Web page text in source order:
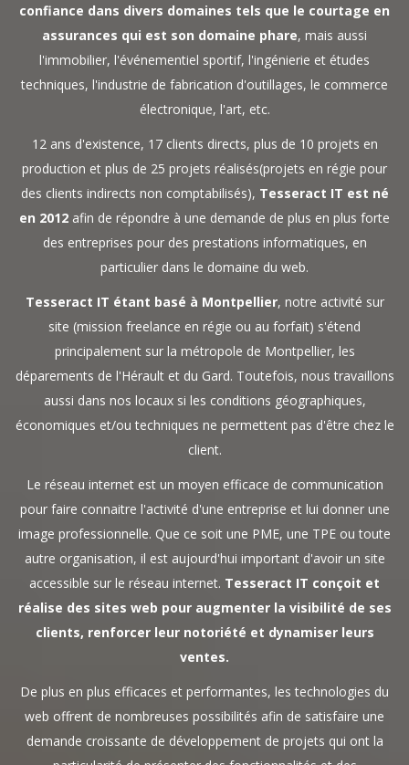
confiance dans divers domaines tels que le courtage en
assurances qui est son domaine phare, mais aussi
l'immobilier, l'événementiel sportif, l'ingénierie et études
techniques, l'industrie de fabrication d'outillages, le commerce
électronique, l'art, etc.
12 ans d'existence, 17 clients directs, plus de 10 projets en
production et plus de 25 projets réalisés(projets en régie pour
des clients indirects non comptabilisés), Tesseract IT est né
en 2012 afin de répondre à une demande de plus en plus forte
des entreprises pour des prestations informatiques, en
particulier dans le domaine du web.
Tesseract IT étant basé à Montpellier, notre activité sur
site (mission freelance en régie ou au forfait) s'étend
principalement sur la métropole de Montpellier, les
déparements de l'Hérault et du Gard. Toutefois, nous travaillons
aussi dans nos locaux si les conditions géographiques,
économiques et/ou techniques ne permettent pas d'être chez le
client.
Le réseau internet est un moyen efficace de communication
pour faire connaitre l'activité d'une entreprise et lui donner une
image professionnelle. Que ce soit une PME, une TPE ou toute
autre organisation, il est aujourd'hui important d'avoir un site
accessible sur le réseau internet. Tesseract IT conçoit et
réalise des sites web pour augmenter la visibilité de ses
clients, renforcer leur notoriété et dynamiser leurs
ventes.
De plus en plus efficaces et performantes, les technologies du
web offrent de nombreuses possibilités afin de satisfaire une
demande croissante de développement de projets qui ont la